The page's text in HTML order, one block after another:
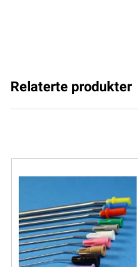
Relaterte produkter